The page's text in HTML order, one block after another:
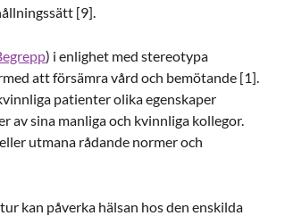
[9].
) i enlighet med stereotypa
att försämra vård och bemötande [1].
patienter olika egenskaper
av sina manliga och kvinnliga kollegor.
utmana rådande normer och
kan påverka hälsan hos den enskilda